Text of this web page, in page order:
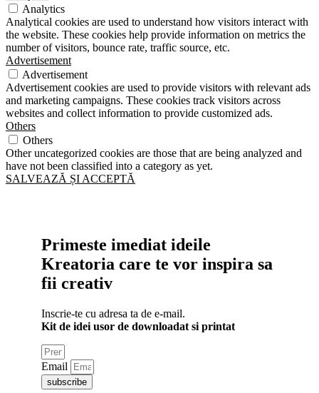
Analytics
Analytical cookies are used to understand how visitors interact with
the website. These cookies help provide information on metrics the
number of visitors, bounce rate, traffic source, etc.
Advertisement
Advertisement
Advertisement cookies are used to provide visitors with relevant ads
and marketing campaigns. These cookies track visitors across
websites and collect information to provide customized ads.
Others
Others
Other uncategorized cookies are those that are being analyzed and
have not been classified into a category as yet.
SALVEAZĂ ȘI ACCEPTĂ
Primeste imediat ideile
Kreatoria care te vor inspira sa
fii creativ
Inscrie-te cu adresa ta de e-mail.
Kit de idei usor de downloadat si printat
Email
subscribe